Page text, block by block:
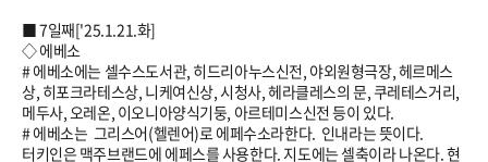
■ 7일째['25.1.21.화]
◇ 에베소
# 에베소에는 셀수스도서관, 히드리아누스신전, 야외원형극장, 헤르메스
상, 히포크라테스상, 니케여신상, 시청사, 헤라클레스의 문, 쿠레테스거리,
메두사, 오레온, 이오니아양식기둥, 아르테미스신전 등이 있다.
# 에베소는 그리스어(헬렌어)로 에페수소라한다. 인내라는 뜻이다.
터키인은 맥주브랜드에 에페스를 사용한다. 지도에는 셀축이라 나온다. 현